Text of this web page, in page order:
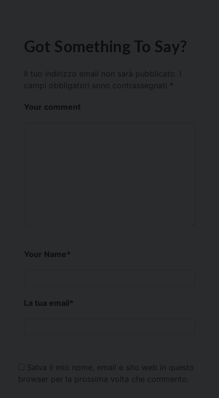
Got Something To Say?
Il tuo indirizzo email non sarà pubblicato.
campi obbligatori sono contrassegnati *
Your comment
Your Name*
La tua email*
Salva il mio nome, email e sito web in questo
browser per la prossima volta che commento.